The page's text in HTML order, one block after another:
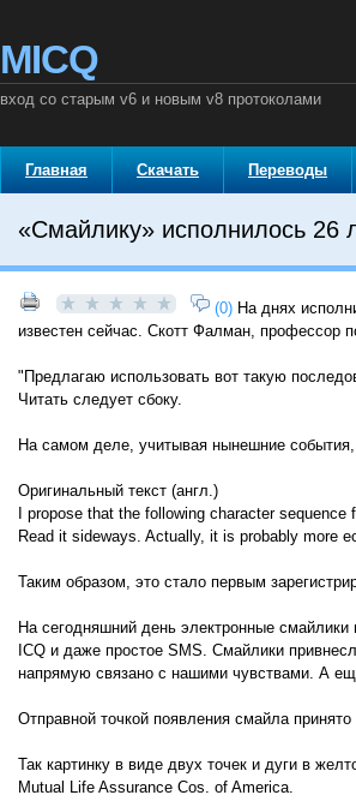
MICQ
вход со старым v6 и новым v8 протоколами
Главная Скачать Переводы
«Смайлику» исполнилось 26
(0) На днях
известен сейчас. Скотт Фалман, профессор
"Предлагаю использовать вот такую
Читать следует сбоку.
На самом деле, учитывая нынешние
Оригинальный текст (англ.)
I propose that the following character
Read it sideways. Actually, it is probably more
Таким образом, это стало первым
На сегодняшний день электронные
ICQ и даже простое SMS. Смайлики
напрямую связано с нашими чувствами. А
Отправной точкой появления смайла
Так картинку в виде двух точек и дуги в
Mutual Life Assurance Cos. of America.